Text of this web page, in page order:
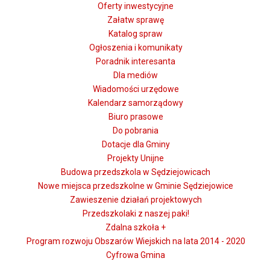
Oferty inwestycyjne
Załatw sprawę
Katalog spraw
Ogłoszenia i komunikaty
Poradnik interesanta
Dla mediów
Wiadomości urzędowe
Kalendarz samorządowy
Biuro prasowe
Do pobrania
Dotacje dla Gminy
Projekty Unijne
Budowa przedszkola w Sędziejowicach
Nowe miejsca przedszkolne w Gminie Sędziejowice
Zawieszenie działań projektowych
Przedszkolaki z naszej paki!
Zdalna szkoła +
Program rozwoju Obszarów Wiejskich na lata 2014 - 2020
Cyfrowa Gmina